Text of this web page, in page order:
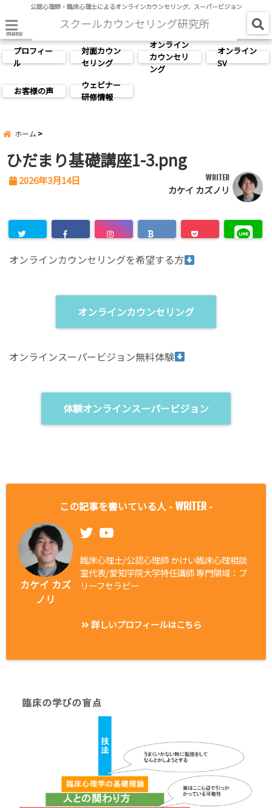
公認心理師・臨床心理士によるオンラインカウンセリング、スーパービジョン
menu
プロフィー
ル
対面カウン
セリング
オンライン
カウンセリ
ング
オンライン
SV
お客様の声
ウェビナー
研修情報
ホーム
ひだまり基礎講座1-3.png
2026年3月14日 WRITER
カケイ カズノリ
オンラインカウンセリングを希望する方
オンラインカウンセリング
オンラインスーパービジョン無料体験
体験オンラインスーパービジョン
この記事を書いている人 - WRITER -
カケイ カズ
ノリ
臨床心理士/公認心理師 かけい臨床心理相談
室代表/愛知学院大学特任講師 専門領域：ブ
リーフセラピー
詳しいプロフィールはこちら